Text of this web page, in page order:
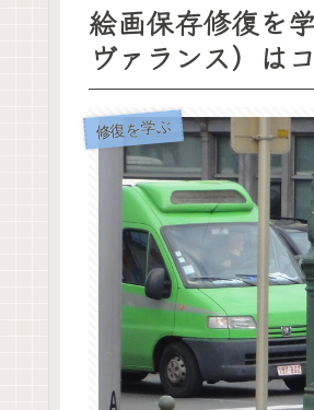
絵画保存修復を
ヴァランス）は
修復を学ぶ